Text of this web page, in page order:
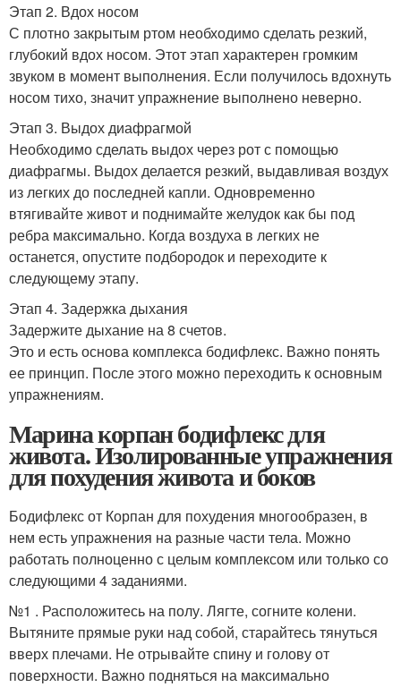
Этап 2. Вдох носом
С плотно закрытым ртом необходимо сделать резкий,
глубокий вдох носом. Этот этап характерен громким
звуком в момент выполнения. Если получилось вдохнуть
носом тихо, значит упражнение выполнено неверно.
Этап 3. Выдох диафрагмой
Необходимо сделать выдох через рот с помощью
диафрагмы. Выдох делается резкий, выдавливая воздух
из легких до последней капли. Одновременно
втягивайте живот и поднимайте желудок как бы под
ребра максимально. Когда воздуха в легких не
останется, опустите подбородок и переходите к
следующему этапу.
Этап 4. Задержка дыхания
Задержите дыхание на 8 счетов.
Это и есть основа комплекса бодифлекс. Важно понять
ее принцип. После этого можно переходить к основным
упражнениям.
Марина корпан бодифлекс для
живота. Изолированные упражнения
для похудения живота и боков
Бодифлекс от Корпан для похудения многообразен, в
нем есть упражнения на разные части тела. Можно
работать полноценно с целым комплексом или только со
следующими 4 заданиями.
№1 . Расположитесь на полу. Лягте, согните колени.
Вытяните прямые руки над собой, старайтесь тянуться
вверх плечами. Не отрывайте спину и голову от
поверхности. Важно подняться на максимально